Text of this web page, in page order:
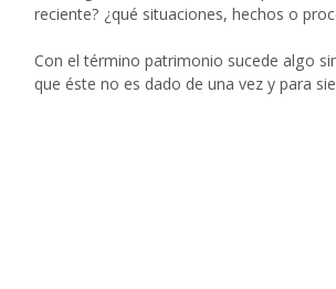
reciente? ¿qué situaciones, hechos o
Con el término patrimonio sucede algo
que éste no es dado de una vez y para